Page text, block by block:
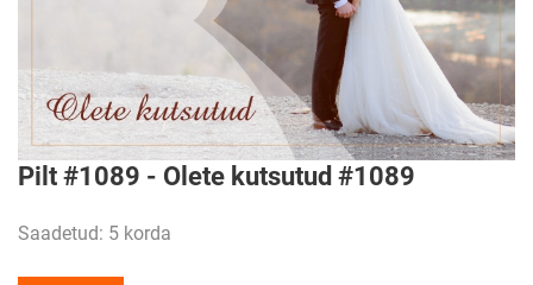
Pilt #1089 - Olete kutsutud #1089
Saadetud: 5 korda